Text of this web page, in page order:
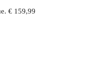
€ 159,99